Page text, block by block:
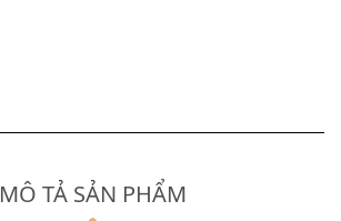
MÔ TẢ SẢN PHẨM